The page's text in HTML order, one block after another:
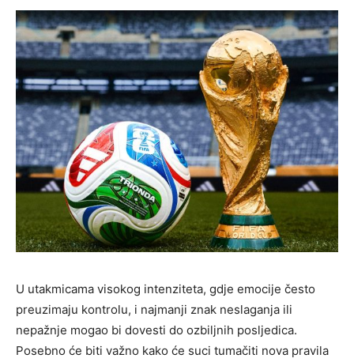
U utakmicama visokog intenziteta, gdje emocije često
preuzimaju kontrolu, i najmanji znak neslaganja ili
nepažnje mogao bi dovesti do ozbiljnih posljedica.
Posebno će biti važno kako će suci tumačiti nova pravila